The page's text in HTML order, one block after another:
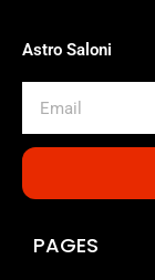
Astro Saloni
PAGES